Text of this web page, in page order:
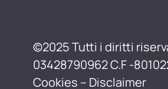
©2025 Tutti i diritti
03428790962 C.F -
Cookies – Disclaimer